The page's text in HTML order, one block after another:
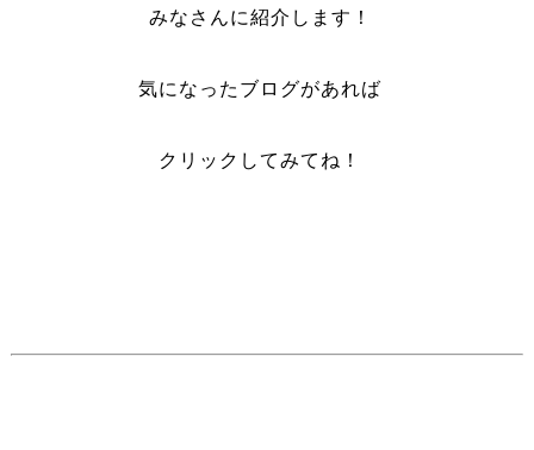
みなさんに紹介します！
気になったブログがあれば
クリックしてみてね！